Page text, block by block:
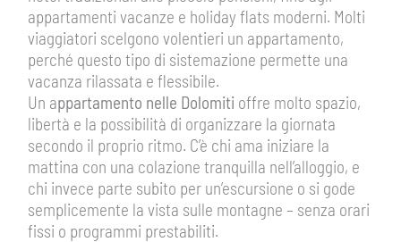
appartamenti vacanze e holiday flats moderni. Molti
viaggiatori scelgono volentieri un appartamento,
perché questo tipo di sistemazione permette una
vacanza rilassata e flessibile.
Un appartamento nelle Dolomiti offre molto spazio,
libertà e la possibilità di organizzare la giornata
secondo il proprio ritmo. C’è chi ama iniziare la
mattina con una colazione tranquilla nell’alloggio, e
chi invece parte subito per un’escursione o si gode
semplicemente la vista sulle montagne – senza orari
fissi o programmi prestabiliti.